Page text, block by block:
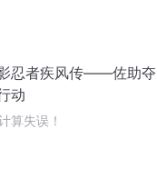
忍者疾风传——佐助夺
动
算失误！